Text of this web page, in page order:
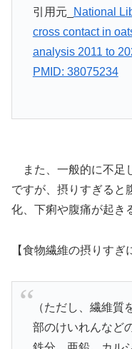
引用元_
National
cross contact in
analysis 2011 to
PMID: 38075234
また、一般的に不足
ですが、摂りすぎると
化、下痢や腹痛が起き
【食物繊維の摂りすぎ
（ただし、繊維質
部のけいれんなど